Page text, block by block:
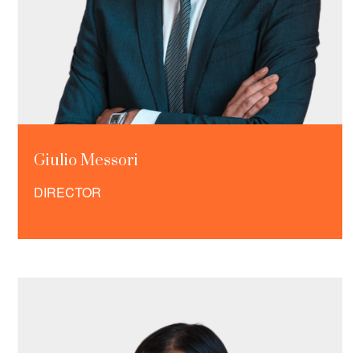
Giulio Messori
DIRECTOR